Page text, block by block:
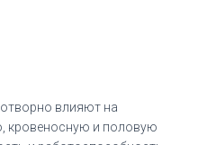
влияют на
кровеносную и половую